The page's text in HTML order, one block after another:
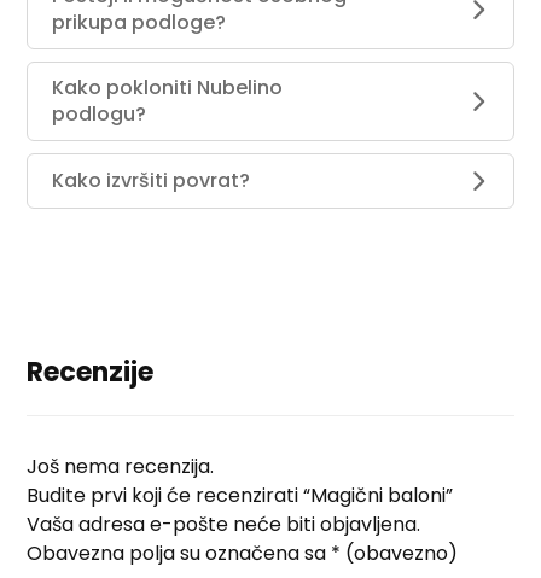
prikupa podloge?
Kako pokloniti Nubelino
podlogu?
Kako izvršiti povrat?
Recenzije
Još nema recenzija.
Budite prvi koji će recenzirati “Magični baloni”
Vaša adresa e-pošte neće biti objavljena.
Obavezna polja su označena sa * (obavezno)